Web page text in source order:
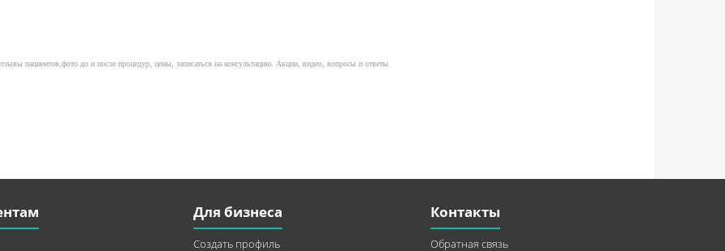
пациентов,фото до и после процедур, цены, записаться на консультацию. Акции, видео, вопросы и ответы.
Для бизнеса
Создать профиль
Контакты
Обратная связь